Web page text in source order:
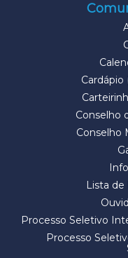
Cardápio
Conselho
Conselho
Lista
Processo Seletivo
Processo